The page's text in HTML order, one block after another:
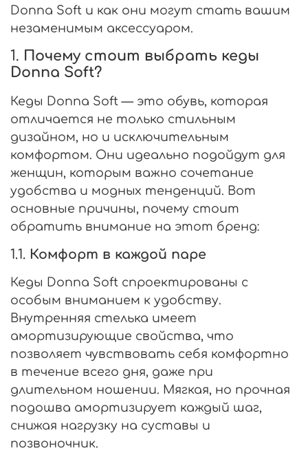
Donna Soft и как они могут стать вашим
незаменимым аксессуаром.
1. Почему стоит выбрать кеды
Donna Soft?
Кеды Donna Soft — это обувь, которая
отличается не только стильным
дизайном, но и исключительным
комфортом. Они идеально подойдут для
женщин, которым важно сочетание
удобства и модных тенденций. Вот
основные причины, почему стоит
обратить внимание на этот бренд:
1.1. Комфорт в каждой паре
Кеды Donna Soft спроектированы с
особым вниманием к удобству.
Внутренняя стелька имеет
амортизирующие свойства, что
позволяет чувствовать себя комфортно
в течение всего дня, даже при
длительном ношении. Мягкая, но прочная
подошва амортизирует каждый шаг,
снижая нагрузку на суставы и
позвоночник.